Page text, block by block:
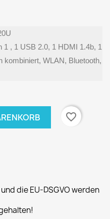
, 1 USB 2.0, 1 HDMI 1.4b, 1
kombiniert, WLAN, Bluetooth,
favorite_border
die EU-DSGVO werden